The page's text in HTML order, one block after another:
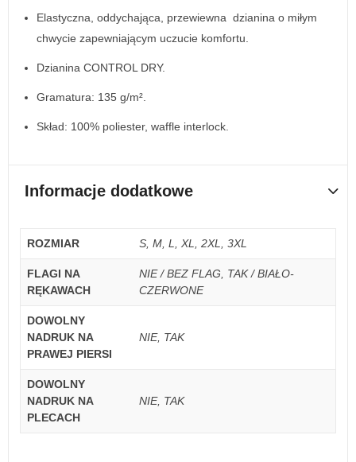
Elastyczna, oddychająca, przewiewna dzianina o miłym
chwycie zapewniającym uczucie komfortu.
Dzianina CONTROL DRY.
Gramatura: 135 g/m².
Skład: 100% poliester, waffle interlock.
Informacje dodatkowe
ROZMIAR S, M, L, XL, 2XL, 3XL
FLAGI NA
RĘKAWACH
NIE / BEZ FLAG, TAK / BIAŁO-
CZERWONE
DOWOLNY
NADRUK NA
PRAWEJ PIERSI
NIE, TAK
DOWOLNY
NADRUK NA
PLECACH
NIE, TAK